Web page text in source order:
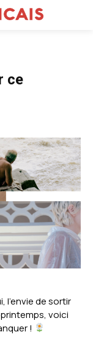
ce
l’envie de sortir
voici
!